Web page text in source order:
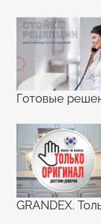
Готовые
GRANDEX.